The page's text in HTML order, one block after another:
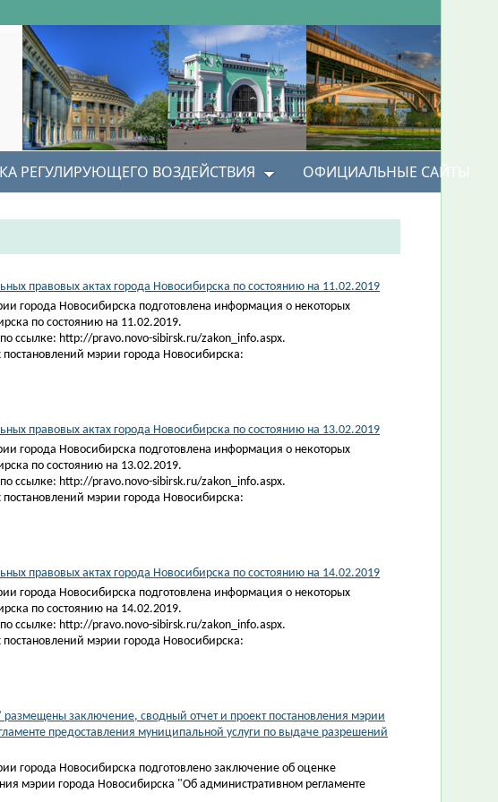
РЕГУЛИРУЮЩЕГО ВОЗДЕЙСТВИЯ ОФИЦИАЛЬНЫЕ САЙТЫ
правовых актах города Новосибирска по состоянию на 11.02.2019
города Новосибирска подготовлена информация о некоторых
по состоянию на 11.02.2019.
ссылке: http://pravo.novo-sibirsk.ru/zakon_info.aspx.
мэрии города Новосибирска:
правовых актах города Новосибирска по состоянию на 13.02.2019
города Новосибирска подготовлена информация о некоторых
по состоянию на 13.02.2019.
ссылке: http://pravo.novo-sibirsk.ru/zakon_info.aspx.
мэрии города Новосибирска:
правовых актах города Новосибирска по состоянию на 14.02.2019
города Новосибирска подготовлена информация о некоторых
по состоянию на 14.02.2019.
ссылке: http://pravo.novo-sibirsk.ru/zakon_info.aspx.
мэрии города Новосибирска:
заключение, сводный отчет и проект постановления мэрии
предоставления муниципальной услуги по выдаче разрешений
города Новосибирска подготовлено заключение об оценке
мэрии города Новосибирска "Об административном регламенте